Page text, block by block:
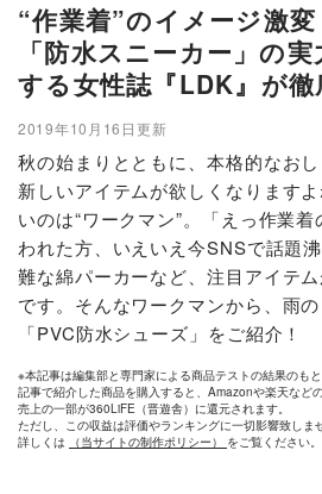
“作業着”のイメージ激
「防水スニーカー」の
する女性誌『LDK』が徹
2019年10月16日更新
秋の始まりとともに、本格的なお
新しいアイテムが欲しくなります
いのは“ワークマン”。「えっ作業
われた方、いえいえ今SNSで話題
難な綿パーカーなど、注目アイテ
です。そんなワークマンから、雨
「PVC防水シューズ」をご紹介！
※本記事は編集部と専門家による商品テストの結果のもと
記事で紹介した商品を購入すると、Amazonや楽天など
売上の一部が360LiFE（晋遊舎）に還元されます。
ただし、この収益は評価やランキングに一切影響致しませ
詳しくは
（当サイトの制作ポリシー） をご覧ください。